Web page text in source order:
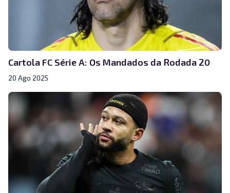
Cartola FC Série A: Os Mandados da Rodada 20
20 Ago 2025